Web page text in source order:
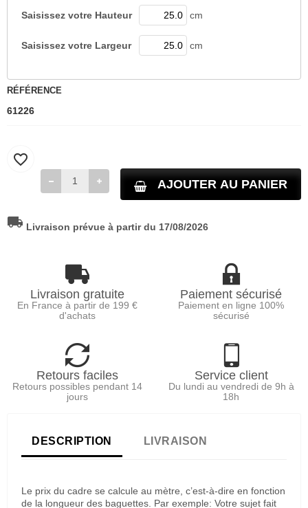
Saisissez votre Hauteur cm
Saisissez votre Largeur cm
RÉFÉRENCE
61226
AJOUTER AU PANIER
favorite_border
local_shipping Livraison prévue à partir du 17/08/2026
Livraison gratuite
En France à partir de 199 €
d'achats
Paiement sécurisé
Paiement en ligne 100%
sécurisé
Retours faciles
Retours possibles pendant 14
jours
Service client
Du lundi au vendredi de 9h à
18h
DESCRIPTION LIVRAISON
Le prix du cadre se calcule au mètre, c’est-à-dire en fonction
de la longueur des baguettes. Par exemple: Votre sujet fait